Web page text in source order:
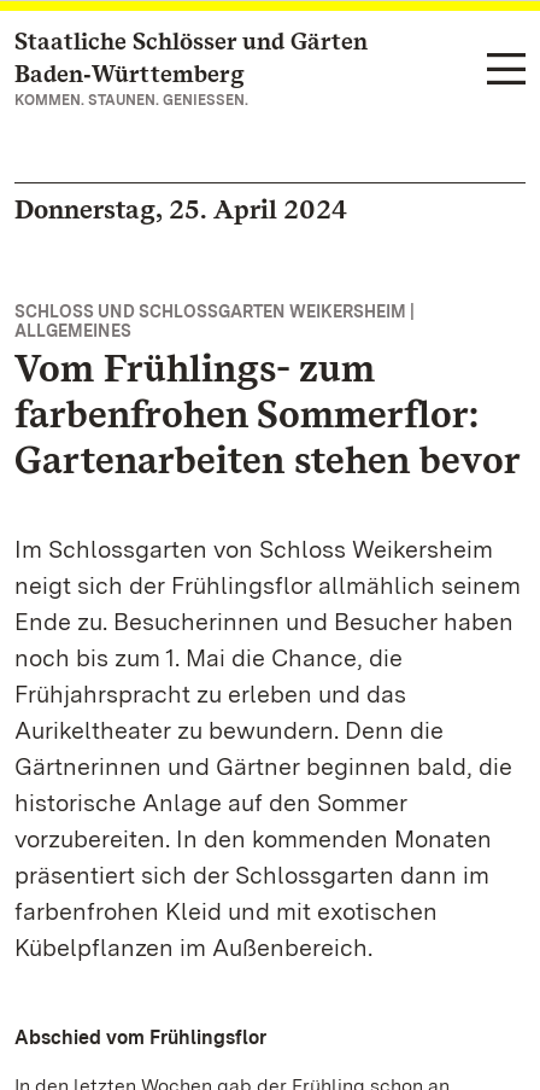
Zum Hauptinhalt springen
Staatliche Schlösser und Gärten
Baden‑Württemberg
KOMMEN. STAUNEN. GENIESSEN.
Donnerstag, 25. April 2024
SCHLOSS UND SCHLOSSGARTEN WEIKERSHEIM |
ALLGEMEINES
Vom Frühlings- zum
farbenfrohen Sommerflor:
Gartenarbeiten stehen bevor
Im Schlossgarten von Schloss Weikersheim
neigt sich der Frühlingsflor allmählich seinem
Ende zu. Besucherinnen und Besucher haben
noch bis zum 1. Mai die Chance, die
Frühjahrspracht zu erleben und das
Aurikeltheater zu bewundern. Denn die
Gärtnerinnen und Gärtner beginnen bald, die
historische Anlage auf den Sommer
vorzubereiten. In den kommenden Monaten
präsentiert sich der Schlossgarten dann im
farbenfrohen Kleid und mit exotischen
Kübelpflanzen im Außenbereich.
Abschied vom Frühlingsflor